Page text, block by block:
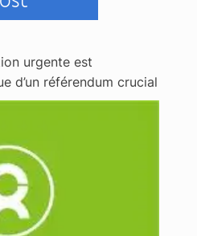
urgente est
d’un référendum crucial